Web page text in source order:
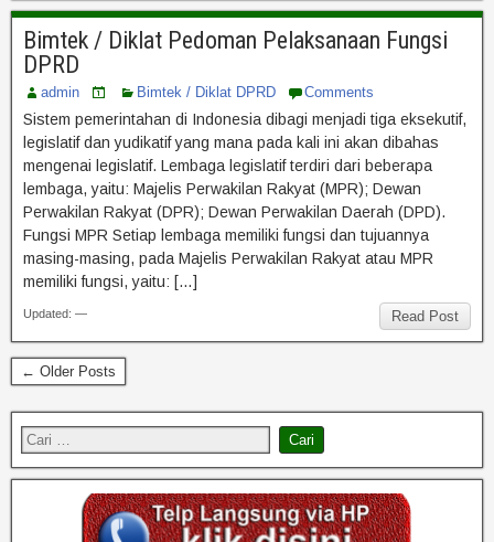
Bimtek / Diklat Pedoman Pelaksanaan Fungsi
DPRD
admin Bimtek / Diklat DPRD Comments
Sistem pemerintahan di Indonesia dibagi menjadi tiga eksekutif,
legislatif dan yudikatif yang mana pada kali ini akan dibahas
mengenai legislatif. Lembaga legislatif terdiri dari beberapa
lembaga, yaitu: Majelis Perwakilan Rakyat (MPR); Dewan
Perwakilan Rakyat (DPR); Dewan Perwakilan Daerah (DPD).
Fungsi MPR Setiap lembaga memiliki fungsi dan tujuannya
masing-masing, pada Majelis Perwakilan Rakyat atau MPR
memiliki fungsi, yaitu: […]
Read Post
Updated: —
← Older Posts